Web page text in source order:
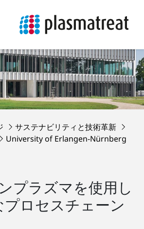
サステナビリティと技術革新
University of Erlangen-Nürnberg
プラズマを使用し
プロセスチェーン